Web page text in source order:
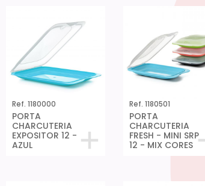
Ref. 1180000
PORTA
CHARCUTERIA
EXPOSITOR 12 -
AZUL
Ref. 1180501
PORTA
CHARCUTERIA
FRESH - MINI SRP
12 - MIX CORES